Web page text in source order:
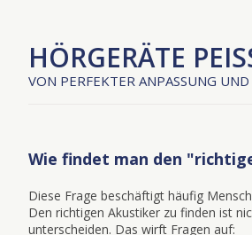
HÖRGERÄTE
VON PERFEKTER ANPASSUNG
Wie findet man den
Diese Frage beschäftigt häufig
Den richtigen Akustiker zu finden ist
unterscheiden. Das wirft Fragen auf: